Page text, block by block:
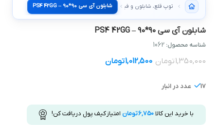
توپ قلع، شابلون و فیکسچرشابلون آی سی 90*90 – PS4 42GG
شابلون آی سی 90*90 – PS4 42GG
شناسه محصول: 1062
1,350,000تومان 1,012,500تومان
17 عدد در انبار
با خرید این کالا6,750تومان امتیاز کیف پول دریافت کن!